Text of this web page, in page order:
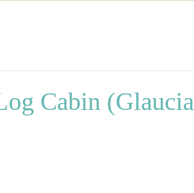
Cabin (Glaucia